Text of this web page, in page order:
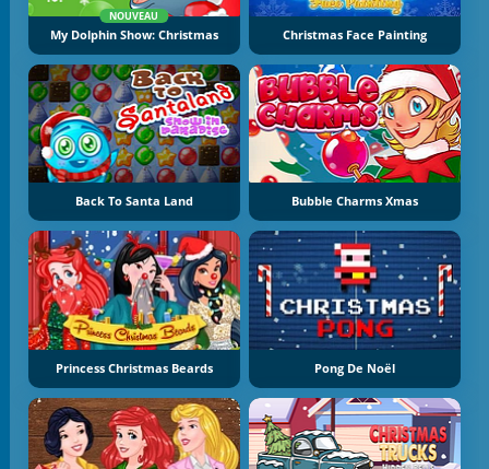
NOUVEAU
My Dolphin Show: Christmas Christmas Face Painting
Back To Santa Land Bubble Charms Xmas
Princess Christmas Beards Pong De Noël